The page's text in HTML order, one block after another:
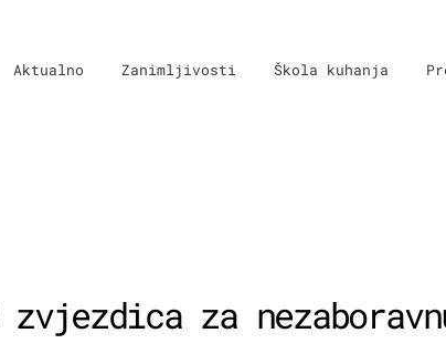
Aktualno Zanimljivosti Škola kuhanja
za